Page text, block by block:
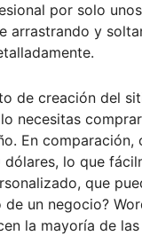
por solo
arrastrando y
de creación del
necesitas
En
lo que
que
un negocio?
la mayoría de